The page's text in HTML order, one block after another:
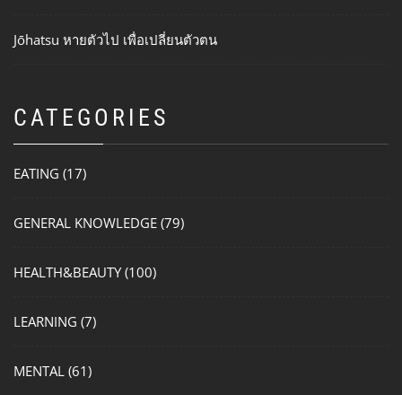
Jōhatsu หายตัวไป เพื่อเปลี่ยนตัวตน
CATEGORIES
EATING (17)
GENERAL KNOWLEDGE (79)
HEALTH&BEAUTY(100)
LEARNING (7)
MENTAL (61)